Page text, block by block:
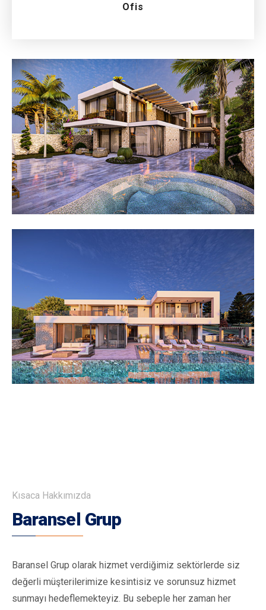
Ofis
Kısaca Hakkımızda
Baransel Grup
Baransel Grup olarak hizmet verdiğimiz sektörlerde siz
değerli müşterilerimize kesintisiz ve sorunsuz hizmet
sunmayı hedeflemekteyiz. Bu sebeple her zaman her